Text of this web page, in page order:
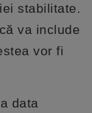
stabilitate.
va include
vor fi
data